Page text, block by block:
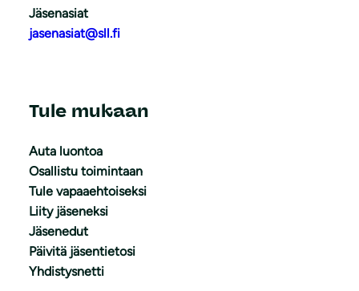
Jäsenasiat
jasenasiat@sll.fi
Tule mukaan
Auta luontoa
Osallistu toimintaan
Tule vapaaehtoiseksi
Liity jäseneksi
Jäsenedut
Päivitä jäsentietosi
Yhdistysnetti